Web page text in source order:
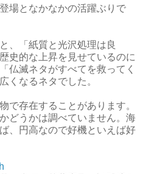
場となかなかの活躍ぶりで
、「紙質と光沢処理は良
史的な上昇を見せているのに
仏滅ネタがすべてを救ってく
くなるネタでした。
で存在することがあります。
どうかは調べていません。海
、円高なので好機といえば好